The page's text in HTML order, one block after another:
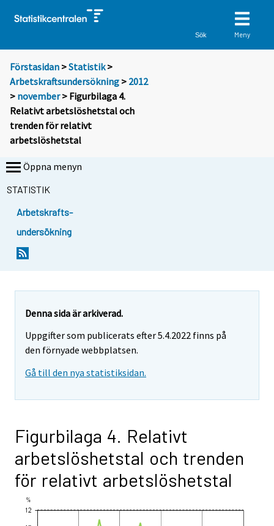
Sök Meny
Förstasidan >Statistik >
Arbetskraftsundersökning > 2012
> november> Figurbilaga 4.
Relativt arbetslöshetstal och
trenden för relativt
arbetslöshetstal
Öppna menyn
STATISTIK
Arbetskrafts-
undersökning
Denna sida är arkiverad.
Uppgifter som publicerats efter 5.4.2022 finns på
den förnyade webbplatsen.
Gå till den nya statistiksidan.
Figurbilaga 4. Relativt
arbetslöshetstal och trenden
för relativt arbetslöshetstal